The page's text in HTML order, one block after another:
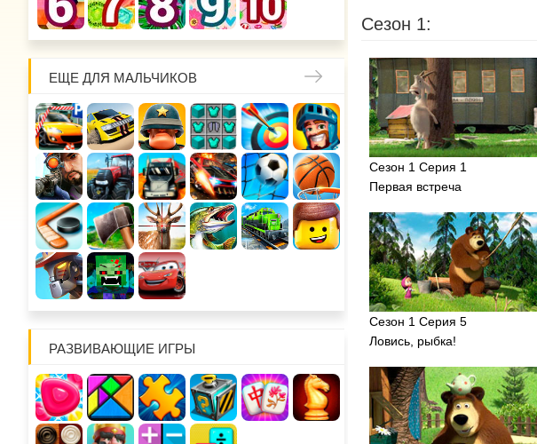
ЕЩЕ ДЛЯ МАЛЬЧИКОВ
РАЗВИВАЮЩИЕ ИГРЫ
Сезон 1:
Сезон 1 Серия 1
Первая встреча
Сезон 1 Серия 5
Ловись, рыбка!